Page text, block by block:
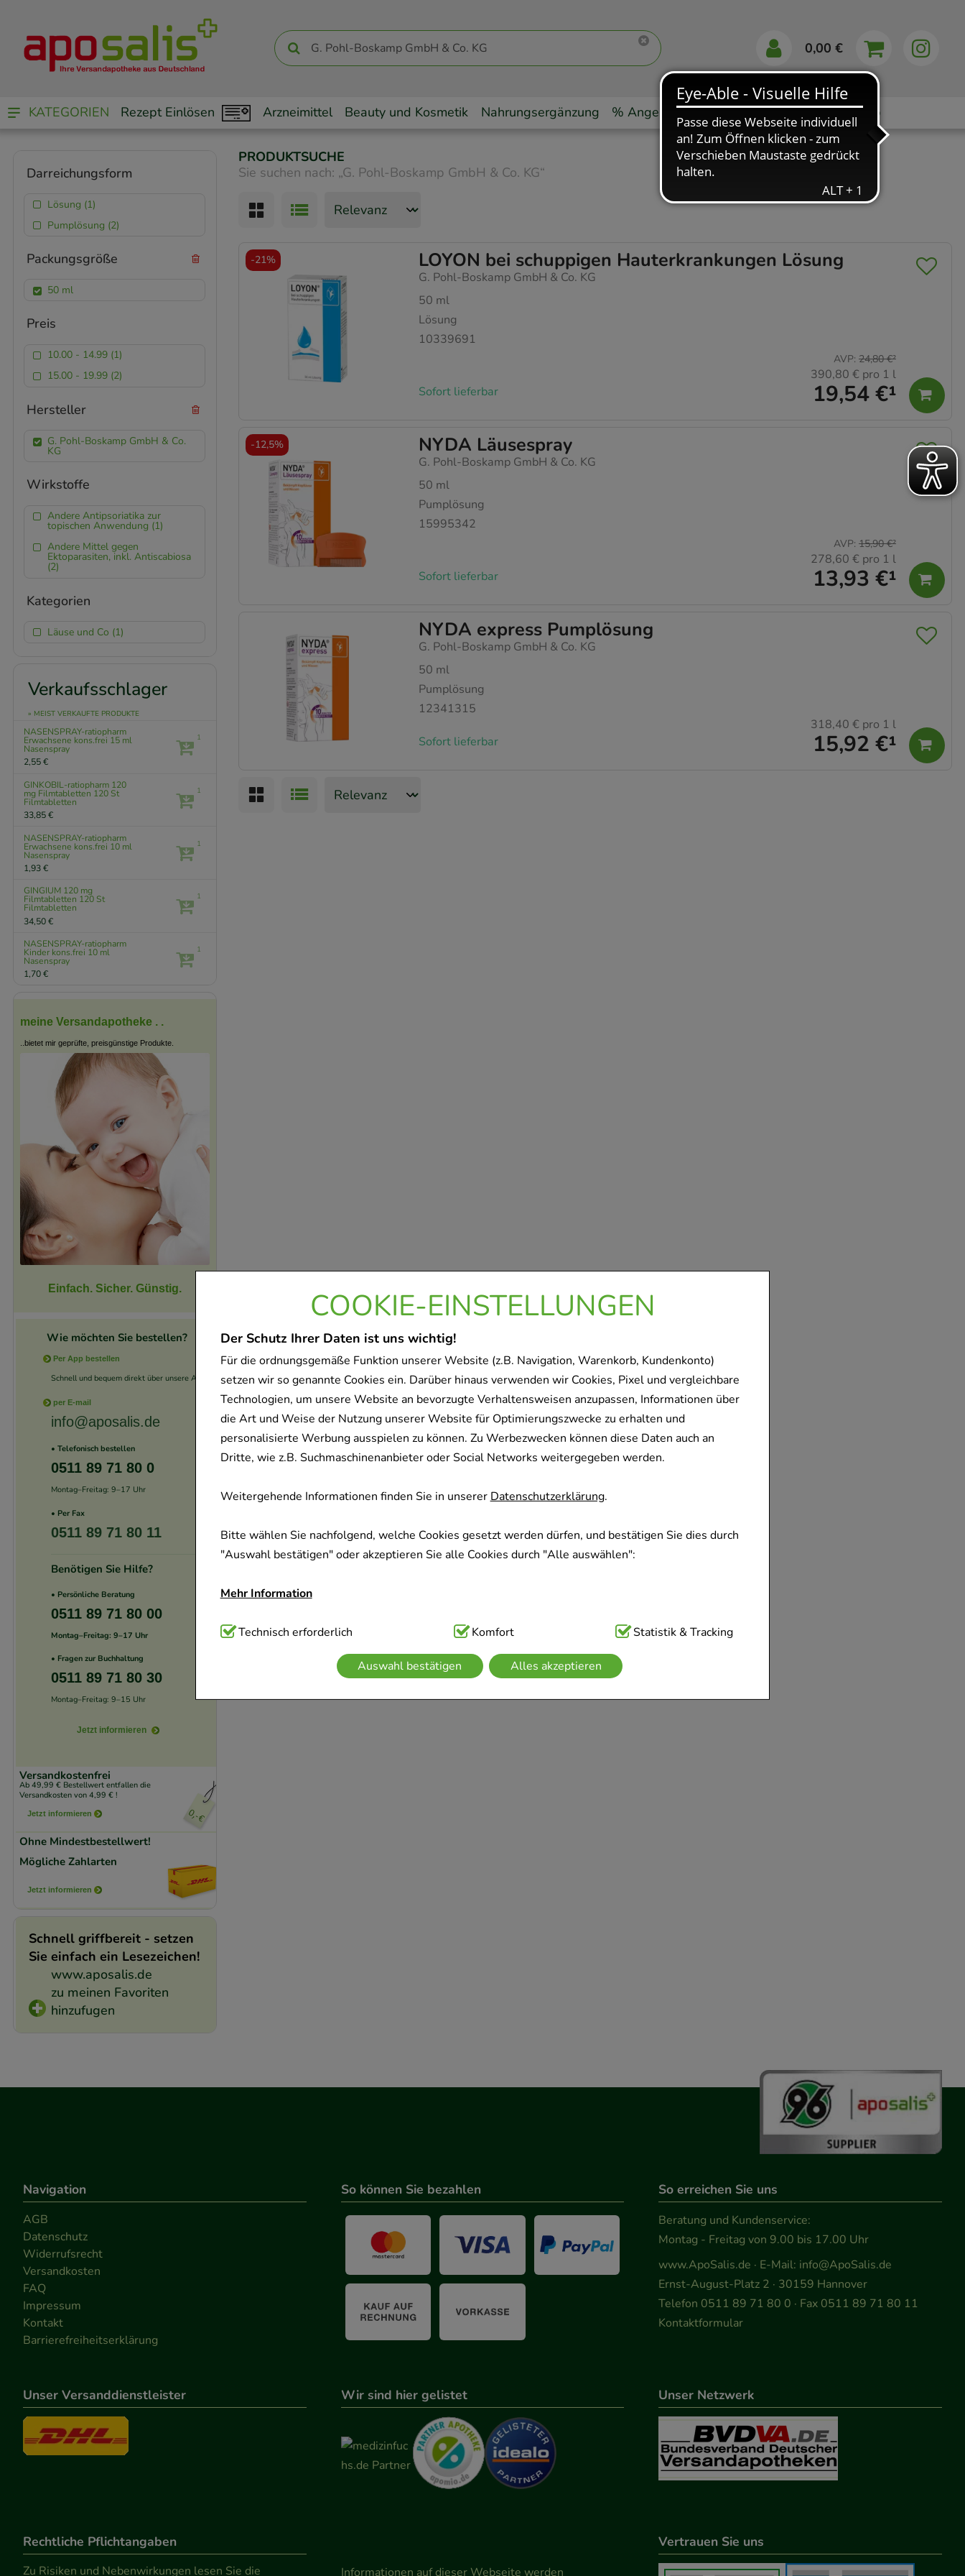
COOKIE-EINSTELLUNGEN
Der Schutz Ihrer Daten ist uns wichtig!
Für die ordnungsgemäße Funktion unserer Website (z.B. Navigation, Warenkorb, Kundenkonto)
setzen wir so genannte Cookies ein. Darüber hinaus verwenden wir Cookies, Pixel und vergleichbare
Technologien, um unsere Website an bevorzugte Verhaltensweisen anzupassen, Informationen über
die Art und Weise der Nutzung unserer Website für Optimierungszwecke zu erhalten und
personalisierte Werbung ausspielen zu können. Zu Werbezwecken können diese Daten auch an
Dritte, wie z.B. Suchmaschinenanbieter oder Social Networks weitergegeben werden.
Weitergehende Informationen finden Sie in unsererDatenschutzerklärung.
Bitte wählen Sie nachfolgend, welche Cookies gesetzt werden dürfen, und bestätigen Sie dies durch
"Auswahl bestätigen" oder akzeptieren Sie alle Cookies durch "Alle auswählen":
Mehr Information
Technisch Notwendig:Hierbei handelt es sich um Cookies, die für die Grundfunktionen unserer
Website notwendig sind (z.B. Navigation, Warenkorb, Kundenkonto), weshalb auf diese nicht
verzichtet werden kann.
Technisch erforderlich Komfort Statistik & Tracking
Auswahl bestätigen Alles akzeptieren
0,00 €
KATEGORIEN Rezept Einlösen Arzneimittel Beauty und Kosmetik Nahrungsergänzung % Angebote Markenshops Ratgeber App
PRODUKTSUCHE
Sie suchen nach: „G. Pohl-Boskamp GmbH & Co. KG“
LOYON bei schuppigen Hauterkrankungen Lösung
G. Pohl-Boskamp GmbH & Co. KG
50 ml
Lösung
10339691
Sofort lieferbar 19,54 €¹
AVP: 24,80 €²
390,80 € pro 1 l
-21%
NYDA Läusespray
G. Pohl-Boskamp GmbH & Co. KG
50 ml
Pumplösung
15995342
Sofort lieferbar 13,93 €¹
AVP: 15,90 €²
278,60 € pro 1 l
-12,5%
NYDA express Pumplösung
G. Pohl-Boskamp GmbH & Co. KG
50 ml
Pumplösung
12341315
Sofort lieferbar 15,92 €¹
318,40 € pro 1 l
Darreichungsform
Lösung (1)
Pumplösung (2)
Packungsgröße
50 ml
Preis
10.00 - 14.99 (1)
15.00 - 19.99 (2)
Hersteller
G. Pohl-Boskamp GmbH & Co.
KG
Wirkstoffe
Andere Antipsoriatika zur
topischen Anwendung (1)
Andere Mittel gegen
Ektoparasiten, inkl. Antiscabiosa
(2)
Kategorien
Läuse und Co (1)
Verkaufsschlager
» MEIST VERKAUFTE PRODUKTE
NASENSPRAY-ratiopharm
Erwachsene kons.frei 15 ml
Nasenspray
2,55 €
1
GINKOBIL-ratiopharm 120
mg Filmtabletten 120 St
Filmtabletten
33,85 €
1
NASENSPRAY-ratiopharm
Erwachsene kons.frei 10 ml
Nasenspray
1,93 €
1
GINGIUM 120 mg
Filmtabletten 120 St
Filmtabletten
34,50 €
1
NASENSPRAY-ratiopharm
Kinder kons.frei 10 ml
Nasenspray
1,70 €
1
meine Versandapotheke . .
..bietet mir geprüfte, preisgünstige Produkte.
Einfach. Sicher. Günstig.
Wie möchten Sie bestellen?
Per App bestellen
Schnell und bequem direkt über unsere App.
per E-mail
info@aposalis.de
• Telefonisch bestellen
0511 89 71 80 0
Montag–Freitag: 9–17 Uhr
• Per Fax
0511 89 71 80 11
Benötigen Sie Hilfe?
• Persönliche Beratung
0511 89 71 80 00
Montag–Freitag: 9–17 Uhr
• Fragen zur Buchhaltung
0511 89 71 80 30
Montag–Freitag: 9–15 Uhr
Jetzt informieren
Versandkostenfrei
Ab 49,99 € Bestellwert entfallen die
Versandkosten von 4,99 € !
Jetzt informieren
Ohne Mindestbestellwert!
Mögliche Zahlarten
Jetzt informieren
Schnell griffbereit - setzen
Sie einfach ein Lesezeichen!
www.aposalis.de
zu meinen Favoriten
hinzufugen
Navigation
AGB
Datenschutz
Widerrufsrecht
Versandkosten
FAQ
Impressum
Kontakt
Barrierefreiheitserklärung
So können Sie bezahlen So erreichen Sie uns
Beratung und Kundenservice:
Montag - Freitag von 9.00 bis 17.00 Uhr
www.ApoSalis.de · E-Mail: info@ApoSalis.de
Ernst-August-Platz 2 · 30159 Hannover
Telefon 0511 89 71 80 0 · Fax 0511 89 71 80 11
Kontaktformular
Unser Versanddienstleister Wir sind hier gelistet Unser Netzwerk
Rechtliche Pflichtangaben
Zu Risiken und Nebenwirkungen lesen Sie die Informationen auf dieser Webseite werden
Vertrauen Sie uns